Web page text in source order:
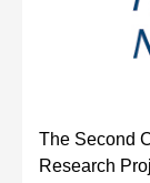
The Second
Research